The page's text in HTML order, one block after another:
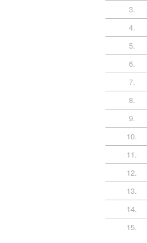
3.
4.
5.
6.
7.
8.
9.
10.
11.
12.
13.
14.
15.